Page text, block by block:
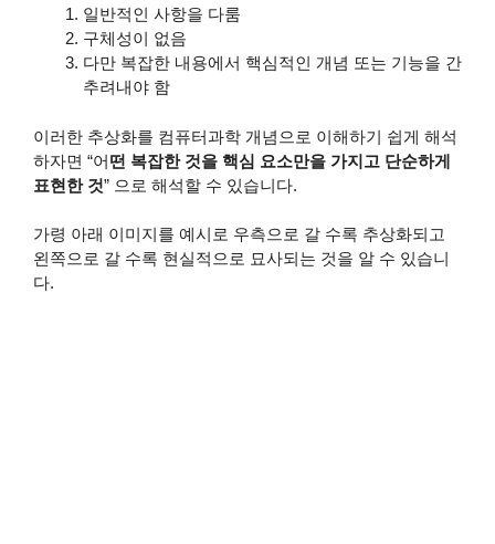
일반적인 사항을 다룸
구체성이 없음
다만 복잡한 내용에서 핵심적인 개념 또는 기능을 간
추려내야 함
이러한 추상화를 컴퓨터과학 개념으로 이해하기 쉽게 해석
하자면 “어떤 복잡한 것을 핵심 요소만을 가지고 단순하게
표현한 것” 으로 해석할 수 있습니다.
가령 아래 이미지를 예시로 우측으로 갈 수록 추상화되고
왼쪽으로 갈 수록 현실적으로 묘사되는 것을 알 수 있습니
다.